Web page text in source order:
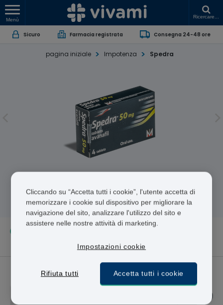
Menù
Ricercare...
Sicuro Farmacia registrata Consegna 24-48 ore
pagina iniziale Impotenza Spedra
Spedra
Avanafil
ogni 2 mesi.
Spedra
Cliccando su “Accetta tutti i cookie”, l'utente accetta di
memorizzare i cookie sul dispositivo per migliorare la
navigazione del sito, analizzare l'utilizzo del sito e
assistere nelle nostre attività di marketing.
Impostazioni cookie
Rifiuta tutti Accetta tutti i cookie